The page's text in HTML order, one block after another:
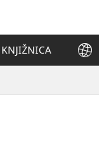
KNJIŽNICA